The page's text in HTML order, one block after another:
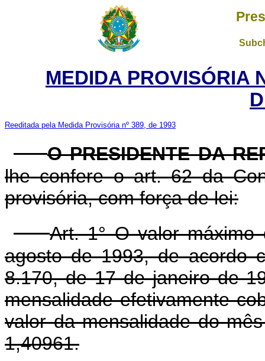
MEDIDA PROVISÓRIA
Reeditada pela Medida Provisória nº 389, de 1993
O PRESIDENTE DA
lhe confere o art. 62 da
provisória, com força de lei:
Art. 1° O valor
agosto de 1993, de acordo
8.170, de 17 de janeiro de
mensalidade efetivamente
valor da mensalidade do
1,40961.